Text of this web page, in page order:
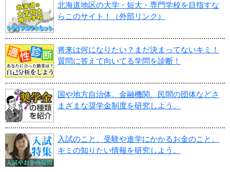
北海道地区の大学・短大・専門学校を目指すな
らこのサイト！（外部リンク）
将来は何になりたい？まだ決まってないキミ！
質問に答えて向いてる学問を診断！
国や地方自治体、金融機関、民間の団体などさ
まざまな奨学金制度を研究しよう。
入試のこと、受験や進学にかかるお金のこと。
キミの知りたい情報を研究しよう。